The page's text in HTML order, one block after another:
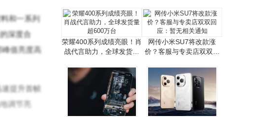
和一系列
深度合
值亮度高
提升首帧
调节亮
荣耀400系列成绩亮眼！肖
战代言助力，全球发货量
网传小米SU7将改款涨
价？客服与专卖店双双回